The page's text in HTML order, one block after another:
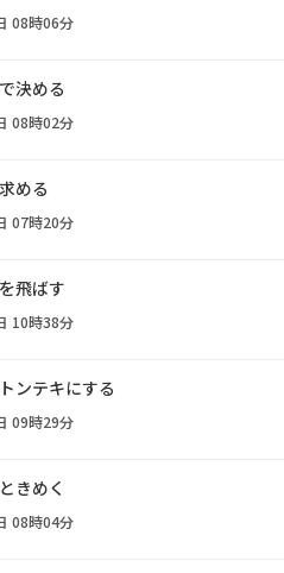
08時06分
決める
08時02分
める
07時20分
飛ばす
10時38分
ンテキにする
09時29分
きめく
08時04分